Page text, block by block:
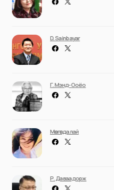
D. Sainbayar
Г. Мэнд-Ооёо
Мөнгөндалай
Р. Даваадорж